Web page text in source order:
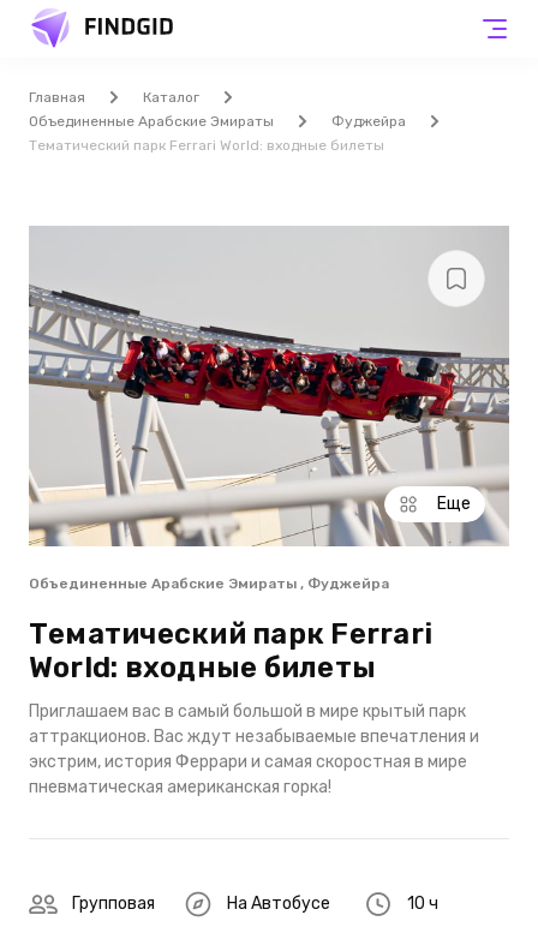
Главная
Каталог
Объединенные Арабские Эмираты
Фуджейра
Тематический парк Ferrari World: входные билеты
Еще
Объединенные Арабские Эмираты , Фуджейра
Тематический парк Ferrari
World: входные билеты
Приглашаем вас в самый большой в мире крытый парк
аттракционов. Вас ждут незабываемые впечатления и
экстрим, история Феррари и самая скоростная в мире
пневматическая американская горка!
Групповая На Автобусе 10 ч